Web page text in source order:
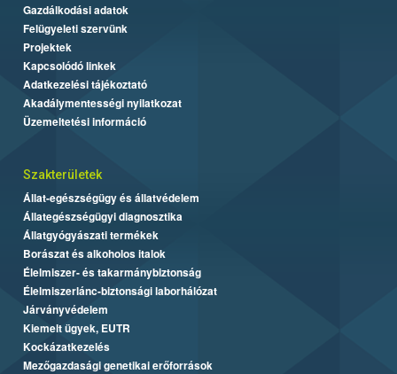
Gazdálkodási adatok
Felügyeleti szervünk
Projektek
Kapcsolódó linkek
Adatkezelési tájékoztató
Akadálymentességi nyilatkozat
Üzemeltetési információ
Szakterületek
Állat-egészségügy és állatvédelem
Állategészségügyi diagnosztika
Állatgyógyászati termékek
Borászat és alkoholos italok
Élelmiszer- és takarmánybiztonság
Élelmiszerlánc-biztonsági laborhálózat
Járványvédelem
Kiemelt ügyek, EUTR
Kockázatkezelés
Mezőgazdasági genetikai erőforrások